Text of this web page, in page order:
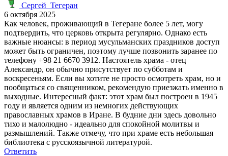
Сергей_Тегеран
6 октября 2025
Как человек, проживающий в Тегеране более 5 лет, могу
подтвердить, что церковь открыта регулярно. Однако есть
важные нюансы: в период мусульманских праздников доступ
может быть ограничен, поэтому лучше позвонить заранее по
телефону +98 21 6670 3912. Настоятель храма - отец
Александр, он обычно присутствует по субботам и
воскресеньям. Если вы хотите не просто осмотреть храм, но и
пообщаться со священником, рекомендую приезжать именно в
выходные. Интересный факт: этот храм был построен в 1945
году и является одним из немногих действующих
православных храмов в Иране. В будние дни здесь довольно
тихо и малолюдно - идеально для спокойной молитвы и
размышлений. Также отмечу, что при храме есть небольшая
библиотека с русскоязычной литературой.
Ответить